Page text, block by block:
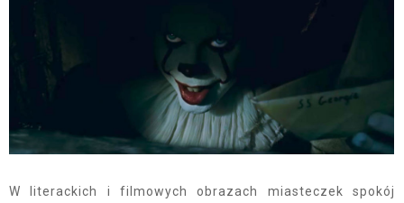
W literackich i filmowych obrazach miasteczek spokój